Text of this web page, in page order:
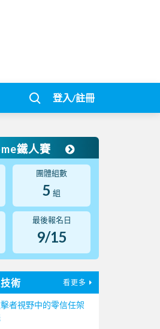
登入/註冊
鐵人賽
團體組數
5 組
最後報名日
9/15
術 看更多
者視野中的零信任架